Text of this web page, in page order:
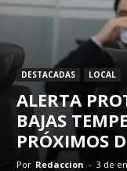
DESTACADAS LOCAL
ALERTA
BAJAS
PRÓXIMOS
Por Redaccion - 3 de